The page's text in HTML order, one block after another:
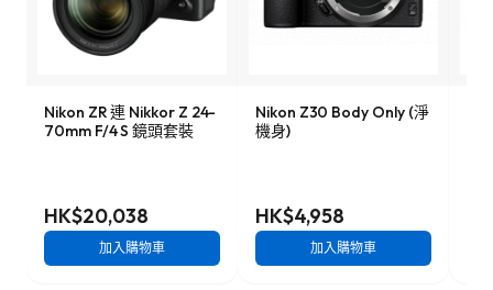
Nikon ZR 連 Nikkor Z 24-
70mm F/4 S 鏡頭套裝
HK$20,038
加入購物車
Nikon Z30 Body Only (淨
機身)
HK$4,958
加入購物車